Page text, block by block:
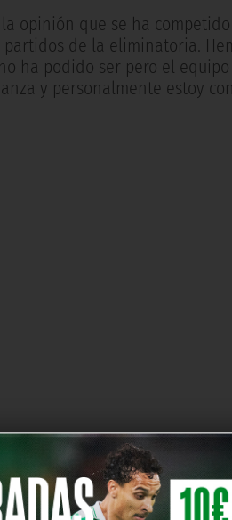
opinión que se ha
de la eliminatoria.
ha podido ser pero el
y personalmente estoy